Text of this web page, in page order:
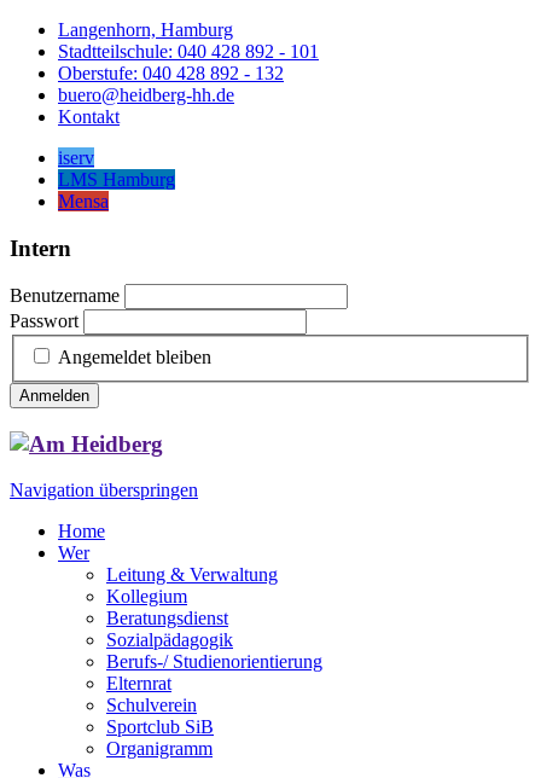
Langenhorn, Hamburg
Stadtteilschule: 040 428 892 - 101
Oberstufe: 040 428 892 - 132
buero@heidberg-hh.de
Kontakt
iserv
LMS Hamburg
Mensa
Intern
Benutzername
Passwort
Angemeldet bleiben
Anmelden
Navigation überspringen
Home
Wer
Leitung & Verwaltung
Kollegium
Beratungsdienst
Sozialpädagogik
Berufs-/ Studienorientierung
Elternrat
Schulverein
Sportclub SiB
Organigramm
Was